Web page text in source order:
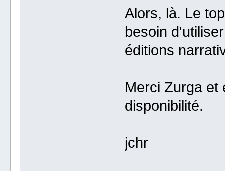
Alors, là. Le
besoin
éditions
Merci Zurga et
disponibilité.
jchr